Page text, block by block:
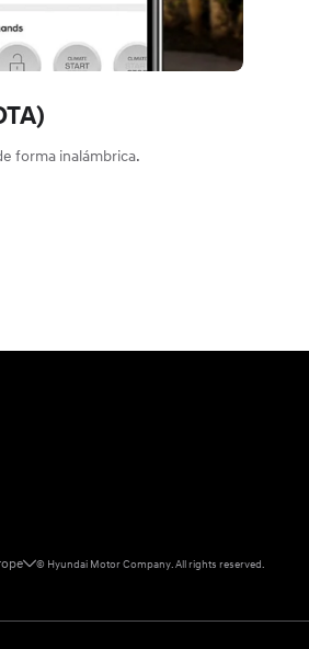
forma inalámbrica.
© Hyundai Motor Company.All rights reserved.